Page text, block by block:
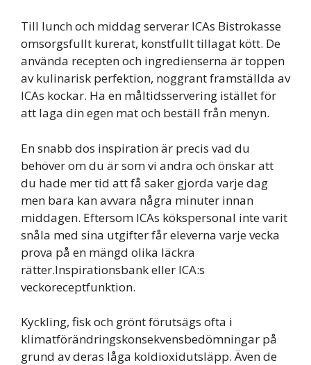
Till lunch och middag serverar ICAs Bistrokasse
omsorgsfullt kurerat, konstfullt tillagat kött. De
använda recepten och ingredienserna är toppen
av kulinarisk perfektion, noggrant framställda av
ICAs kockar. Ha en måltidsservering istället för
att laga din egen mat och beställ från menyn.
En snabb dos inspiration är precis vad du
behöver om du är som vi andra och önskar att
du hade mer tid att få saker gjorda varje dag
men bara kan avvara några minuter innan
middagen. Eftersom ICAs kökspersonal inte varit
snåla med sina utgifter får eleverna varje vecka
prova på en mängd olika läckra
rätter.Inspirationsbank eller ICA:s
veckoreceptfunktion.
Kyckling, fisk och grönt förutsägs ofta i
klimatförändringskonsekvensbedömningar på
grund av deras låga koldioxidutsläpp. Även de